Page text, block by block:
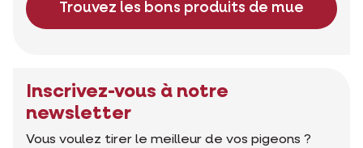
Trouvez les bons produits de mue
Inscrivez-vous à notre
newsletter
Vous voulez tirer le meilleur de vos pigeons ?